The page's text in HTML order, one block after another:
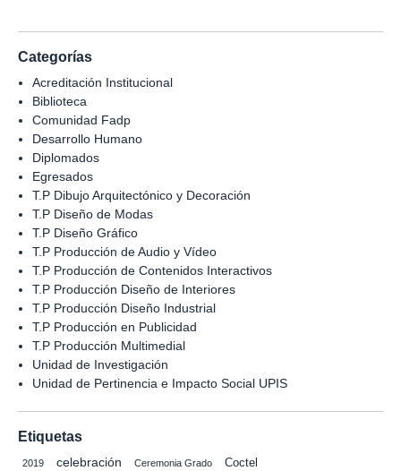
Categorías
Acreditación Institucional
Biblioteca
Comunidad Fadp
Desarrollo Humano
Diplomados
Egresados
T.P Dibujo Arquitectónico y Decoración
T.P Diseño de Modas
T.P Diseño Gráfico
T.P Producción de Audio y Vídeo
T.P Producción de Contenidos Interactivos
T.P Producción Diseño de Interiores
T.P Producción Diseño Industrial
T.P Producción en Publicidad
T.P Producción Multimedial
Unidad de Investigación
Unidad de Pertinencia e Impacto Social UPIS
Etiquetas
2019 celebración Ceremonia Grado Coctel